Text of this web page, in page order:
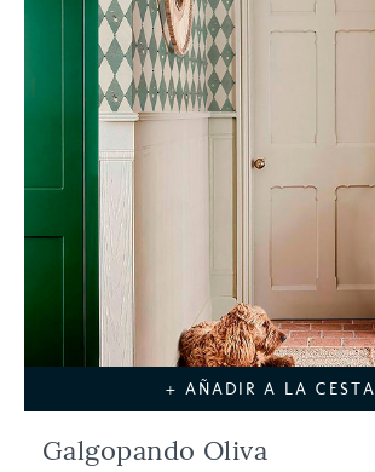
+ AÑADIR A LA CESTA
Galgopando Oliva